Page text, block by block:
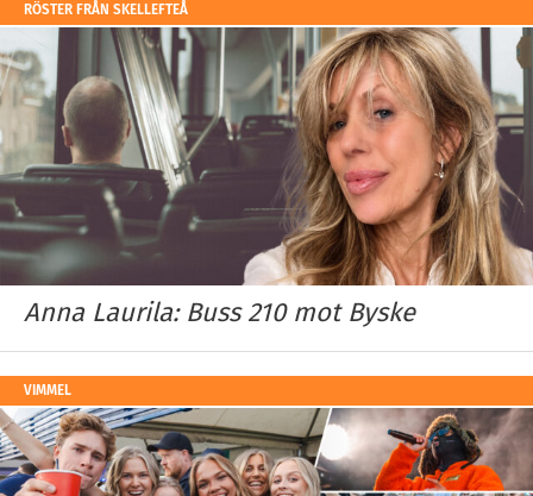
RÖSTER FRÅN SKELLEFTEÅ
Anna Laurila: Buss 210 mot Byske
VIMMEL